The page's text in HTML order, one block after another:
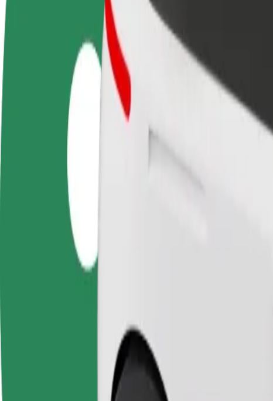
Κερδίστε χρήματα με τους
δικούς σας όρους
Γίνετε courier
Παραδώστε φαγητό και
πληρώνεστε εβδομαδιαία
Πώς να φτάσεις από Avenida Poznań σε Old Market
Ψάχνεις τον καλύτερο τρόπο να φτάσεις από Avenida Poznań σε Old
Η άνεση και η ευκολία λίγα κλικ μακριά!
Αξιόπιστες διαδρομές με καθημερινά αυτοκίνητα μεσαίου μεγέθους.
Εκτιμώμενος χρόνος μετακίνησης